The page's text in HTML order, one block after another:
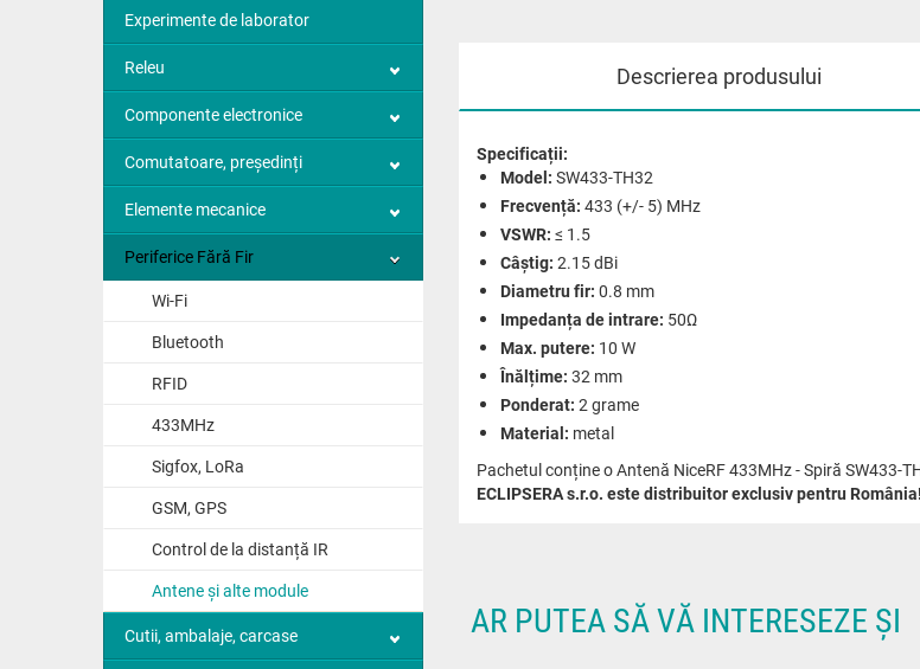
Descrierea produsului
Specificații:
Model: SW433-TH32
Frecvență: 433 (+/- 5) MHz
VSWR: ≤ 1.5
Câștig: 2.15 dBi
Diametru fir: 0.8 mm
Impedanța de intrare: 50Ω
Max. putere: 10 W
Înălțime: 32 mm
Ponderat: 2 grame
Material: metal
Pachetul conține o Antenă NiceRF 433MHz - Spiră SW433-
ECLIPSERA s.r.o. este distribuitor exclusiv pentru România!
AR PUTEA SĂ VĂ INTERESEZE ȘI
Experimente de laborator
Releu
Componente electronice
Comutatoare, președinți
Elemente mecanice
Periferice Fără Fir
Wi-Fi
Bluetooth
RFID
433MHz
Sigfox, LoRa
GSM, GPS
Control de la distanță IR
Antene și alte module
Cutii, ambalaje, carcase